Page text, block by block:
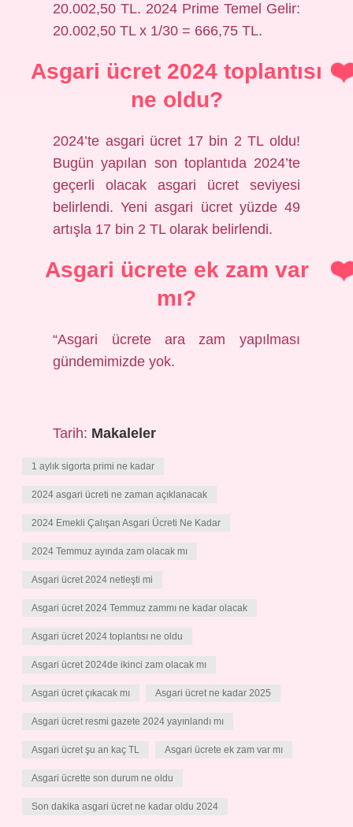
20.002,50 TL. 2024 Prime Temel Gelir:
20.002,50 TL x 1/30 = 666,75 TL.
Asgari ücret 2024 toplantısı
ne oldu?
2024’te asgari ücret 17 bin 2 TL oldu!
Bugün yapılan son toplantıda 2024’te
geçerli olacak asgari ücret seviyesi
belirlendi. Yeni asgari ücret yüzde 49
artışla 17 bin 2 TL olarak belirlendi.
Asgari ücrete ek zam var
mı?
“Asgari ücrete ara zam yapılması
gündemimizde yok.
Tarih: Makaleler
1 aylık sigorta primi ne kadar
2024 asgari ücreti ne zaman açıklanacak
2024 Emekli Çalışan Asgari Ücreti Ne Kadar
2024 Temmuz ayında zam olacak mı
Asgari ücret 2024 netleşti mi
Asgari ücret 2024 Temmuz zammı ne kadar olacak
Asgari ücret 2024 toplantısı ne oldu
Asgari ücret 2024de ikinci zam olacak mı
Asgari ücret çıkacak mı Asgari ücret ne kadar 2025
Asgari ücret resmi gazete 2024 yayınlandı mı
Asgari ücret şu an kaç TL Asgari ücrete ek zam var mı
Asgari ücrette son durum ne oldu
Son dakika asgari ücret ne kadar oldu 2024